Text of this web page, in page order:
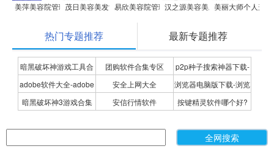
美萍美容院管理系统茂日美容美发管理软件易欣美容院管理系统汉之源美容美发管理系统
美丽大师个人形
热门专题推荐 最新专题推荐
暗黑破坏神游戏工具合
集
团购软件合集专区
p2p种子搜索神器下载-
P2P种子搜索神器专题
adobe软件大全-adobe
全系列软件下载-adobe
安全上网大全
浏览器电脑版下载-浏览
器下载合集
暗黑破坏神3游戏合集 安信行情软件
按键精灵软件哪个好?